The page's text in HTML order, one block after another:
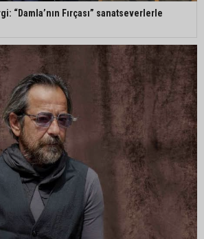
Seyhan’da gıda işletmelerine hijyen ve depolama
denetimi
Hakan Yıldırım’dan Büyükşehir’e taşınmaz
soruları: “Adana kamuoyu bilmek istiyor”
“Damla’nın Fırçası” sanatseverlerle